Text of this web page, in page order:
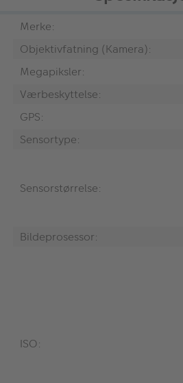
Merke:
Objektivfatning (Kamera):
Megapiksler:
Værbeskyttelse:
GPS:
Sensortype:
Sensorstørrelse:
Bildeprosessor:
ISO: